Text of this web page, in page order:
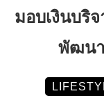
มอบเงินบริ
พัฒนา